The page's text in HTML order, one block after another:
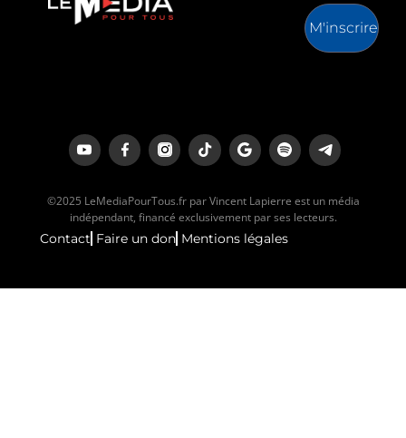
M'inscrire
©2025 LeMediaPourTous.fr par Vincent Lapierre est un média
indépendant, financé exclusivement par ses lecteurs.
Contact Faire un don Mentions légales